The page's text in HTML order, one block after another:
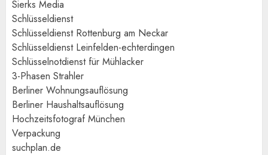
Sierks Media
Schlüsseldienst
Schlüsseldienst Rottenburg am Neckar
Schlüsseldienst Leinfelden-echterdingen
Schlüsselnotdienst für Mühlacker
3-Phasen Strahler
Berliner Wohnungsauflösung
Berliner Haushaltsauflösung
Hochzeitsfotograf München
Verpackung
suchplan.de